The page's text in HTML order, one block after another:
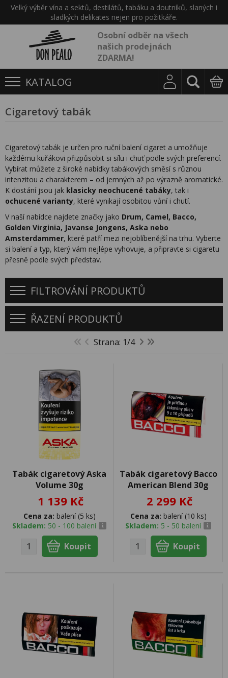
Velký výběr vína a sektů, destilátů, tabáku a doutníků, slaných i
sladkých delikates nejen pro požitkáře.
Osobní odběr na všech
našich prodejnách
ZDARMA!
KATALOG
Cigaretový tabák
Cigaretový tabák je určen pro ruční balení cigaret a umožňuje
každému kuřákovi přizpůsobit si sílu i chuť podle svých preferencí.
Vybírat můžete z široké nabídky tabákových směsí s různou
intenzitou a charakterem – od jemných až po výrazně aromatické.
K dostání jsou jak klasicky neochucené tabáky, tak i
ochucené varianty, které vynikají osobitou vůní i chutí.
V naší nabídce najdete značky jako Drum, Camel, Bacco,
Golden Virginia, Javanse Jongens, Aska nebo
Amsterdammer, které patří mezi nejoblíbenější na trhu. Vyberte
si balení a typ, který vám nejlépe vyhovuje, a připravte si cigaretu
přesně podle svých představ.
FILTROVÁNÍ PRODUKTŮ
ŘAZENÍ PRODUKTŮ
Strana: 1/4
Tabák cigaretový Aska
Volume 30g
1 139 Kč
Cena za: balení (5 ks)
Skladem: 50 - 100 balení
Tabák cigaretový Bacco
American Blend 30g
2 299 Kč
Cena za: balení (10 ks)
Skladem: 5 - 50 balení